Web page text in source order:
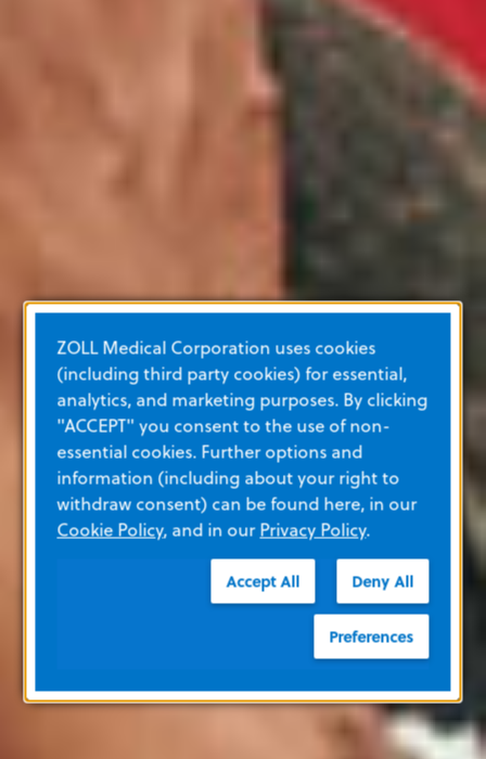
ZOLL Medical Corporation uses cookies
(including third party cookies) for essential,
analytics, and marketing purposes. By clicking
"ACCEPT" you consent to the use of non-
essential cookies. Further options and
information (including about your right to
withdraw consent) can be found here, in our
Cookie Policy, and in ourPrivacy Policy.
Accept All Deny All
Preferences